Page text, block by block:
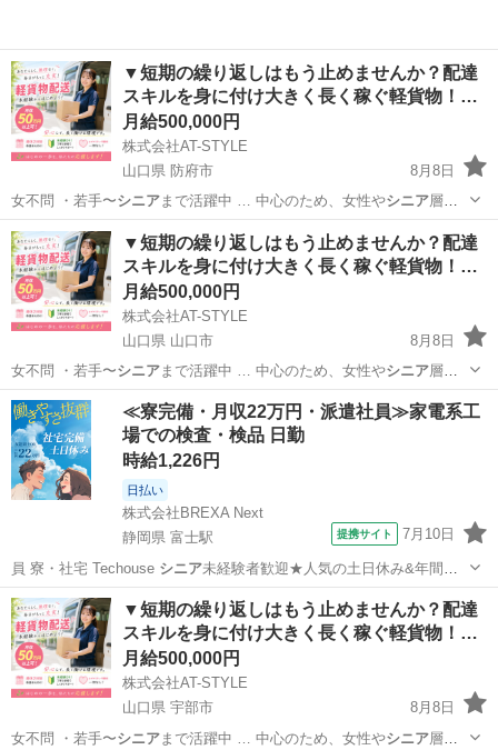
▼短期の繰り返しはもう止めませんか？配達
スキルを身に付け大きく長く稼ぐ軽貨物！…
月給500,000円
株式会社AT-STYLE
山口県 防府市
8月8日
女不問 ・若手〜シニア まで活躍中 … 中心のため、女性やシニア層も
多数活躍されて…
山口 防府市 配送 貨物
▼短期の繰り返しはもう止めませんか？配達
スキルを身に付け大きく長く稼ぐ軽貨物！…
月給500,000円
株式会社AT-STYLE
山口県 山口市
8月8日
女不問 ・若手〜シニア まで活躍中 … 中心のため、女性やシニア層も
多数活躍されて…
山口 山口市 配送 貨物
≪寮完備・月収22万円・派遣社員≫家電系工
場での検査・検品 日勤
時給1,226円
日払い
株式会社BREXA Next
静岡県 富士駅
提携サイト 7月10日
員 寮・社宅 Techouse シニア未経験者歓迎★人気の土日休み&年間休
日…
静岡 富士市 富士駅 その他
▼短期の繰り返しはもう止めませんか？配達
スキルを身に付け大きく長く稼ぐ軽貨物！…
月給500,000円
株式会社AT-STYLE
山口県 宇部市
8月8日
女不問 ・若手〜シニア まで活躍中 … 中心のため、女性やシニア層も